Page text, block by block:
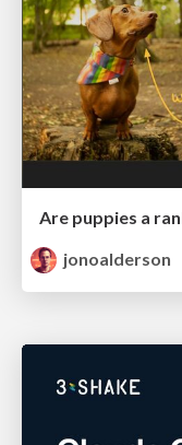
Are puppies a
jonoalderson